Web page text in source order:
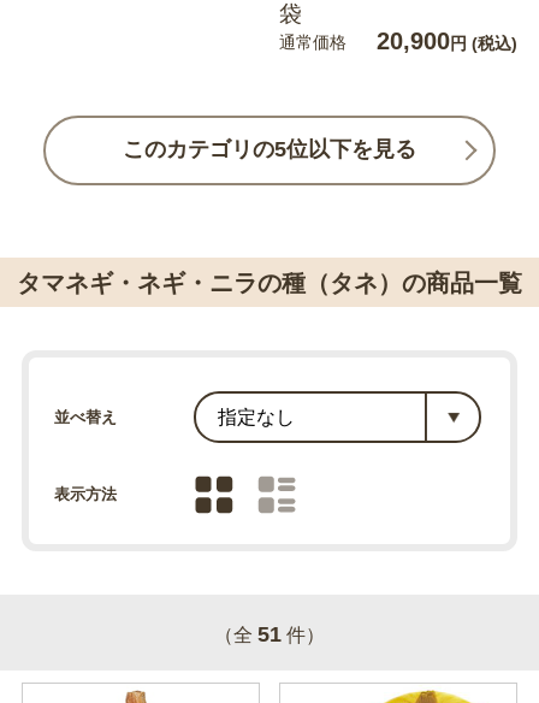
袋
通常価格 20,900円 (税込)
このカテゴリの5位以下を見る
タマネギ・ネギ・ニラの種（タネ）の商品一覧
並べ替え
表示方法
（全 51 件）